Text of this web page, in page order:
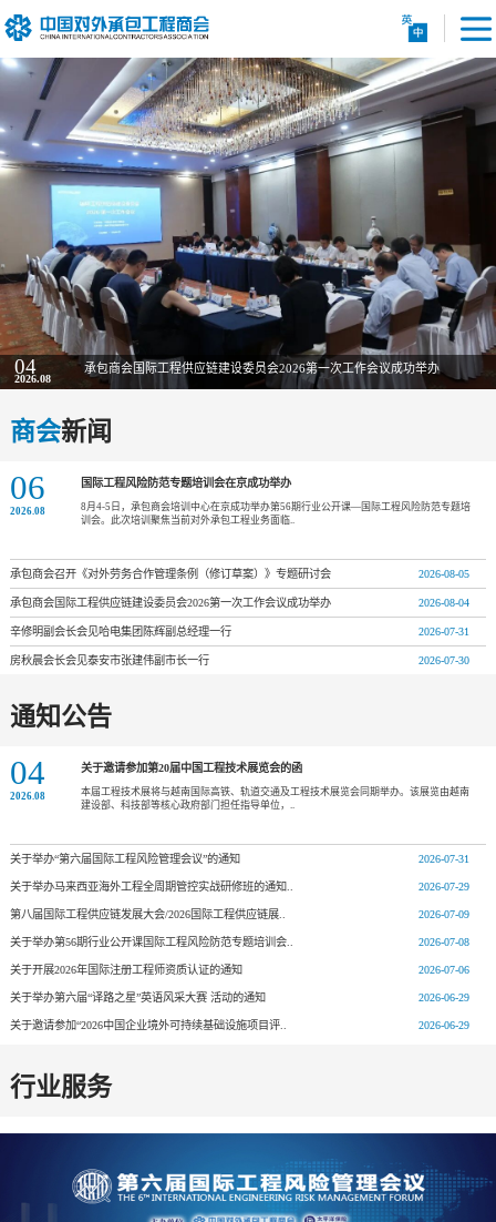
04
2026.08
承包商会国际工程供应链建设委员会2026第一次工作会议成功举办
商会新闻
06
2026.08
国际工程风险防范专题培训会在京成功举办
8月4-5日，承包商会培训中心在京成功举办第56期行业公开课—国际工程风险防范专题培
训会。此次培训聚焦当前对外承包工程业务面临..
2026-08-05
承包商会召开《对外劳务合作管理条例（修订草案）》专题研讨会
2026-08-04
承包商会国际工程供应链建设委员会2026第一次工作会议成功举办
2026-07-31
辛修明副会长会见哈电集团陈辉副总经理一行
2026-07-30
房秋晨会长会见泰安市张建伟副市长一行
通知公告
04
2026.08
关于邀请参加第20届中国工程技术展览会的函
本届工程技术展将与越南国际高铁、轨道交通及工程技术展览会同期举办。该展览由越南
建设部、科技部等核心政府部门担任指导单位，..
2026-07-31
关于举办“第六届国际工程风险管理会议”的通知
2026-07-29
关于举办马来西亚海外工程全周期管控实战研修班的通知..
2026-07-09
第八届国际工程供应链发展大会/2026国际工程供应链展..
2026-07-08
关于举办第56期行业公开课国际工程风险防范专题培训会..
2026-07-06
关于开展2026年国际注册工程师资质认证的通知
2026-06-29
关于举办第六届“译路之星”英语风采大赛 活动的通知
2026-06-29
关于邀请参加“2026中国企业境外可持续基础设施项目评..
行业服务